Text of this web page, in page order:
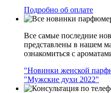
Подробно об оплате
Все самые последние
представлены в нашем
ознакомиться с
"Новинки женской
"Мужские духи 2022"